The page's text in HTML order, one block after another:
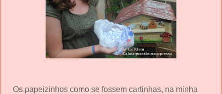
Os papeizinhos como se fossem cartinhas, na minha